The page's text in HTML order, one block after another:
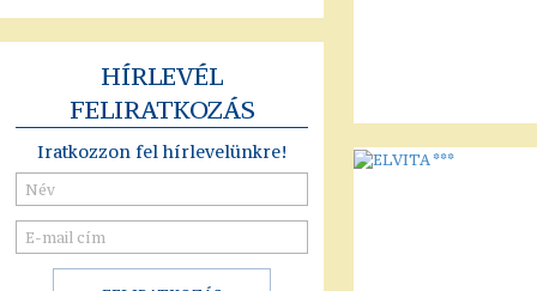
HÍRLEVÉL
FELIRATKOZÁS
Iratkozzon fel hírlevelünkre!